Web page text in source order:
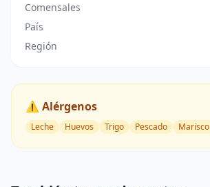
Comensales
País
Región
⚠️ Alérgenos
Leche Huevos Trigo Pescado Marisco